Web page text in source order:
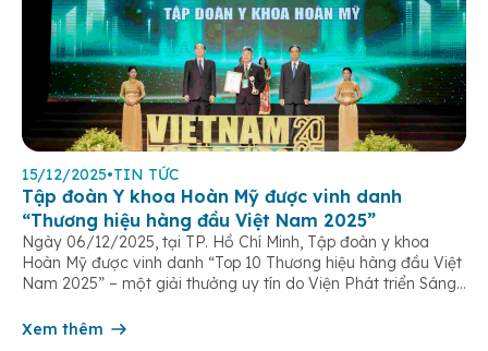
15/12/2025•TIN TỨC
Tập đoàn Y khoa Hoàn Mỹ được vinh danh
“Thương hiệu hàng đầu Việt Nam 2025”
Ngày 06/12/2025, tại TP. Hồ Chí Minh, Tập đoàn y khoa
Hoàn Mỹ được vinh danh “Top 10 Thương hiệu hàng đầu Việt
Nam 2025” – một giải thưởng uy tín do Viện Phát triển Sáng
cứu Phát triển Doanh nghiệp Châu Á […]
Xem thêm